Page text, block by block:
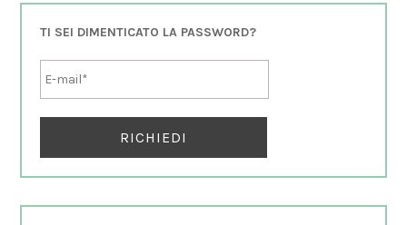
TI SEI DIMENTICATO LA PASSWORD?